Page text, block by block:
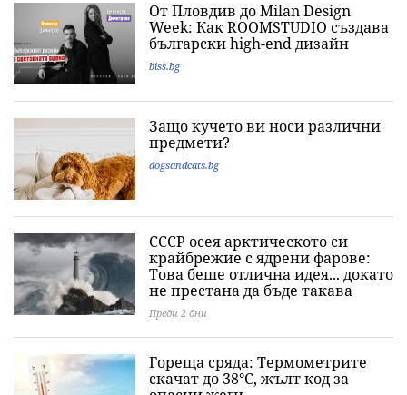
От Пловдив до Milan Design
Week: Как ROOMSTUDIO създава
български high-end дизайн
biss.bg
Защо кучето ви носи различни
предмети?
dogsandcats.bg
СССР осея арктическото си
крайбрежие с ядрени фарове:
Това беше отлична идея... докато
не престана да бъде такава
Преди 2 дни
Гореща сряда: Термометрите
скачат до 38°C, жълт код за